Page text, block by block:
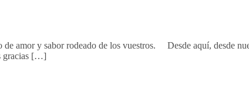
amor y sabor rodeado de los vuestros. Desde aquí, desde
gracias […]